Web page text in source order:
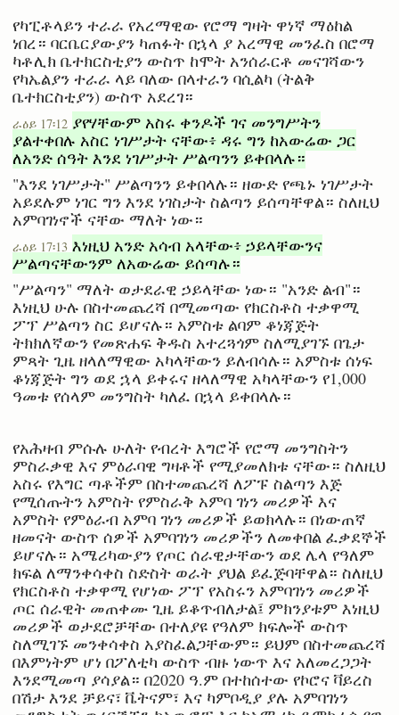
የካፒቶላይን ተራራ የአረማዊው የሮማ ግዛት ዋነኛ ማዕከል
ነበረ። ባርቤርያውያን ካጠፉት በኋላ ያ አረማዊ መንፈስ በሮማ
ካቶሊክ ቤተክርስቲያን ውስጥ ከሞት አንሰራርቶ መናገሻውን
የካኤልያን ተራራ ላይ ባለው በላተራን ባሲልካ (ትልቅ
ቤተክርስቲያን) ውስጥ አደረገ።
ራዕይ 17፡12 ያየሃቸውም አስሩ ቀንዶች ገና መንግሥትን
ያልተቀበሉ አስር ነገሥታት ናቸው፥ ዳሩ ግን ከአውሬው ጋር
ለአንድ ሰዓት እንደ ነገሥታት ሥልጣንን ይቀበላሉ።
"እንደ ነገሥታት" ሥልጣንን ይቀበላሉ። ዘውድ የጫኑ ነገሥታት
አይደሉም ነገር ግን እንደ ነገስታት ስልጣን ይሰጣቸዋል። ስለዚህ
አምባገነኖች ናቸው ማለት ነው።
ራዕይ 17፡13 እነዚህ አንድ አሳብ አላቸው፥ ኃይላቸውንና
ሥልጣናቸውንም ለአውሬው ይሰጣሉ።
"ሥልጣን" ማለት ወታደራዊ ኃይላቸው ነው። "አንድ ልብ"።
እነዚህ ሁሉ በስተመጨረሻ በሚመጣው የክርስቶስ ተቃዋሚ
ፖፕ ሥልጣን ስር ይሆናሉ። አምስቱ ልባም ቆነጃጅት
ትክክለኛውን የመጽሐፍ ቅዱስ አተረጓጎም ስለሚያገኙ በጌታ
ምጻት ጊዜ ዘላለማዊው አካላቸውን ይለብሳሉ። አምስቱ ሰነፍ
ቆነጃጅት ግን ወደ ኋላ ይቀሩና ዘላለማዊ አካላቸውን የ1,000
ዓመቱ የሰላም መንግስት ካለፈ በኋላ ይቀበላሉ።
የአሕዛብ ምሱሉ ሁለት የብረት እግሮች የሮማ መንግስትን
ምስራቃዊ እና ምዕራባዊ ግዛቶች የሚያመለክቱ ናቸው። ስለዚህ
አስሩ የእግር ጣቶችም በስተመጨረሻ ለፖፑ ስልጣን እጅ
የሚሰጡትን አምስት የምስራቅ አምባ ገነን መሪዎች እና
አምስት የምዕራብ አምባ ገነን መሪዎች ይወክላሉ። በነውጠኛ
ዘመናት ውስጥ ሰዎች አምባገነን መሪዎችን ለመቀበል ፈቃደኞች
ይሆናሉ። አሜሪካውያን የጦር ሰራዊታቸውን ወደ ሌላ የዓለም
ክፍል ለማንቀሳቀስ ስድስት ወራት ያህል ይፈጅባቸዋል። ስለዚህ
የክርስቶስ ተቃዋሚ የሆነው ፖፕ የአስሩን አምባገነን መሪዎች
ጦር ሰራዊት መጠቀሙ ጊዜ ይቆጥብለታል፤ ምክንያቱም እነዚህ
መሪዎች ወታደሮቻቸው በተለያዩ የዓለም ክፍሎች ውስጥ
ስለሚገኙ መንቀሳቀስ አያስፈልጋቸውም። ይህም በስተመጨረሻ
በእምነትም ሆነ በፖለቲካ ውስጥ ብዙ ነውጥ እና አለመረጋጋት
እንደሚመጣ ያሳያል። በ2020 ዓ.ም በተከሰተው የኮሮና ቫይረስ
በሽታ እንደ ቻይና፣ ቬትናም፣ እና ካምቦዲያ ያሉ አምባገነን